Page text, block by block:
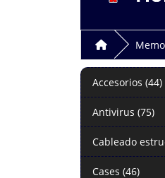
Accesorios (44)
Antivirus (75)
Cableado
Cases (46)